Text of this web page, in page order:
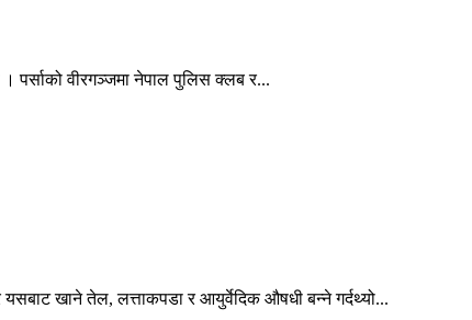
वीरगञ्जमा नेपाल पुलिस क्लब र...
खाने तेल, लत्ताकपडा र आयुर्वेदिक औषधी बन्ने गर्दथ्यो...